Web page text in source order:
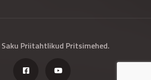
Priitahtlikud Pritsimehed.